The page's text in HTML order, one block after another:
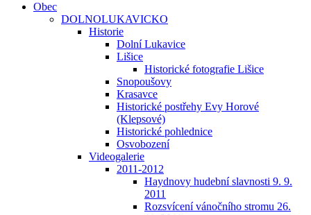
Obec
DOLNOLUKAVICKO
Historie
Dolní Lukavice
Lišice
Historické fotografie Lišice
Snopoušovy
Krasavce
Historické postřehy Evy Horové
(Klepsové)
Historické pohlednice
Osvobození
Videogalerie
2011-2012
Haydnovy hudební slavnosti 9. 9.
2011
Rozsvícení vánočního stromu 26.